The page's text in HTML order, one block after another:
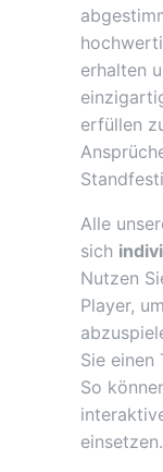
erhalten
erfüllen
Alle
sich
Nutzen
Player,
Sie einen
So
einsetzen.